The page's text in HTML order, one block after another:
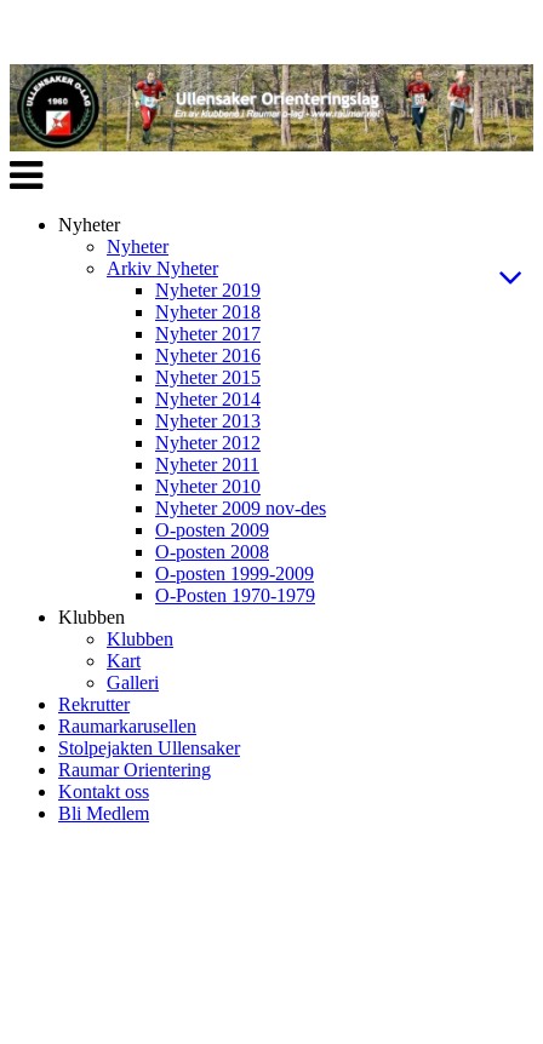
Veksle
navigasjon
Nyheter
Nyheter
Arkiv Nyheter
Nyheter 2019
Nyheter 2018
Nyheter 2017
Nyheter 2016
Nyheter 2015
Nyheter 2014
Nyheter 2013
Nyheter 2012
Nyheter 2011
Nyheter 2010
Nyheter 2009 nov-des
O-posten 2009
O-posten 2008
O-posten 1999-2009
O-Posten 1970-1979
Klubben
Klubben
Kart
Galleri
Rekrutter
Raumarkarusellen
Stolpejakten Ullensaker
Raumar Orientering
Kontakt oss
Bli Medlem